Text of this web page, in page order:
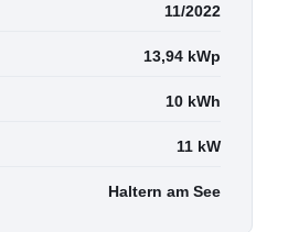
11/2022
13,94 kWp
10 kWh
11 kW
Haltern am See